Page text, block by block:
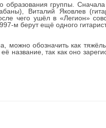
группы.
Виталий Яковлев
чего ушёл в «Легион»
м берут ещё одного
можно обозначить как
так как оно